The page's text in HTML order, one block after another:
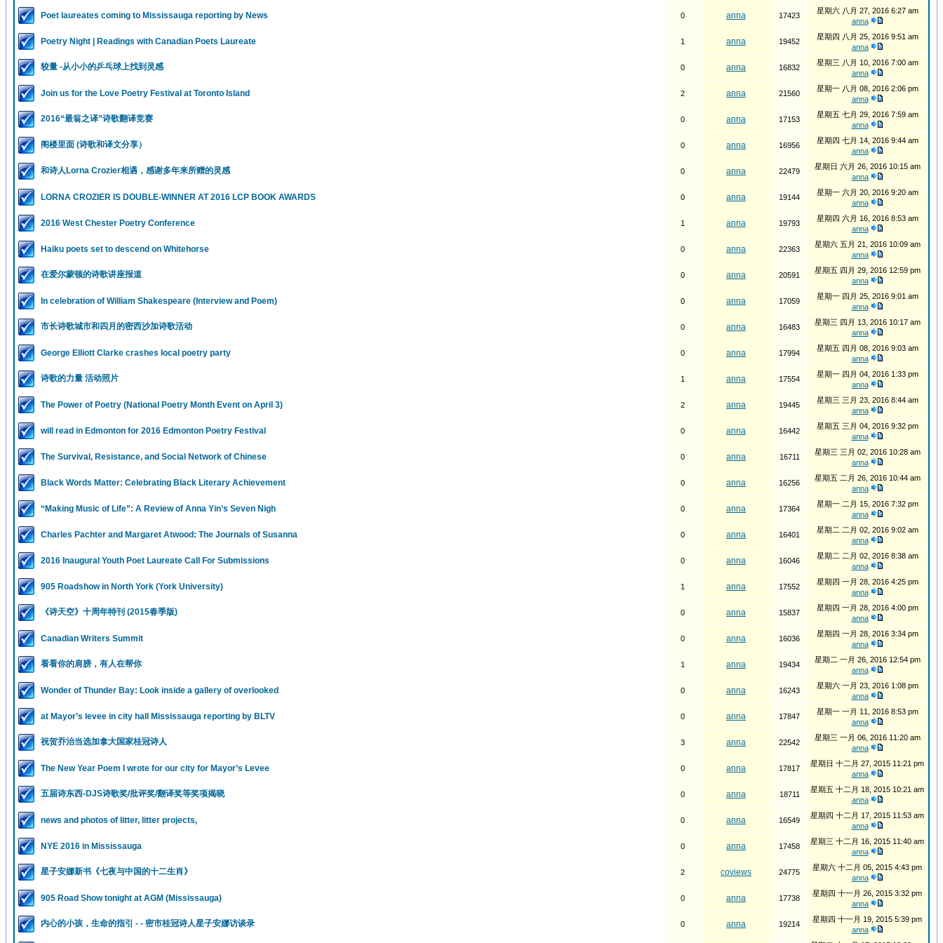
Poet laureates coming to Mississauga reporting by News 0 anna 17423
星期六 八月 27, 2016 6:27 am
anna
Poetry Night | Readings with Canadian Poets Laureate 1 anna 19452
星期四 八月 25, 2016 9:51 am
anna
较量 -从小小的乒乓球上找到灵感 0 anna 16832
星期三 八月 10, 2016 7:00 am
anna
Join us for the Love Poetry Festival at Toronto Island 2 anna 21560
星期一 八月 08, 2016 2:06 pm
anna
2016“最翁之译”诗歌翻译竞赛 0 anna 17153
星期五 七月 29, 2016 7:59 am
anna
阁楼里面 (诗歌和译文分享） 0 anna 16956
星期四 七月 14, 2016 9:44 am
anna
和诗人Lorna Crozier相遇，感谢多年来所赠的灵感 0 anna 22479
星期日 六月 26, 2016 10:15 am
anna
LORNA CROZIER IS DOUBLE-WINNER AT 2016 LCP BOOK AWARDS 0 anna 19144
星期一 六月 20, 2016 9:20 am
anna
2016 West Chester Poetry Conference 1 anna 19793
星期四 六月 16, 2016 8:53 am
anna
Haiku poets set to descend on Whitehorse 0 anna 22363
星期六 五月 21, 2016 10:09 am
anna
在爱尔蒙顿的诗歌讲座报道 0 anna 20591
星期五 四月 29, 2016 12:59 pm
anna
In celebration of William Shakespeare (Interview and Poem) 0 anna 17059
星期一 四月 25, 2016 9:01 am
anna
市长诗歌城市和四月的密西沙加诗歌活动 0 anna 16483
星期三 四月 13, 2016 10:17 am
anna
George Elliott Clarke crashes local poetry party 0 anna 17994
星期五 四月 08, 2016 9:03 am
anna
诗歌的力量 活动照片 1 anna 17554
星期一 四月 04, 2016 1:33 pm
anna
The Power of Poetry (National Poetry Month Event on April 3) 2 anna 19445
星期三 三月 23, 2016 8:44 am
anna
will read in Edmonton for 2016 Edmonton Poetry Festival 0 anna 16442
星期五 三月 04, 2016 9:32 pm
anna
The Survival, Resistance, and Social Network of Chinese 0 anna 16711
星期三 三月 02, 2016 10:28 am
anna
Black Words Matter: Celebrating Black Literary Achievement 0 anna 16256
星期五 二月 26, 2016 10:44 am
anna
“Making Music of Life”: A Review of Anna Yin’s Seven Nigh 0 anna 17364
星期一 二月 15, 2016 7:32 pm
anna
Charles Pachter and Margaret Atwood: The Journals of Susanna 0 anna 16401
星期二 二月 02, 2016 9:02 am
anna
2016 Inaugural Youth Poet Laureate Call For Submissions 0 anna 16046
星期二 二月 02, 2016 8:38 am
anna
905 Roadshow in North York (York University) 1 anna 17552
星期四 一月 28, 2016 4:25 pm
anna
《诗天空》十周年特刊 (2015春季版) 0 anna 15837
星期四 一月 28, 2016 4:00 pm
anna
Canadian Writers Summit 0 anna 16036
星期四 一月 28, 2016 3:34 pm
anna
看看你的肩膀，有人在帮你 1 anna 19434
星期二 一月 26, 2016 12:54 pm
anna
Wonder of Thunder Bay: Look inside a gallery of overlooked 0 anna 16243
星期六 一月 23, 2016 1:08 pm
anna
at Mayor’s levee in city hall Mississauga reporting by BLTV 0 anna 17847
星期一 一月 11, 2016 8:53 pm
anna
祝贺乔治当选加拿大国家桂冠诗人 3 anna 22542
星期三 一月 06, 2016 11:20 am
anna
The New Year Poem I wrote for our city for Mayor’s Levee 0 anna 17817
星期日 十二月 27, 2015 11:21 pm
anna
五届诗东西-DJS诗歌奖/批评奖/翻译奖等奖项揭晓 0 anna 18711
星期五 十二月 18, 2015 10:21 am
anna
news and photos of litter, litter projects, 0 anna 16549
星期四 十二月 17, 2015 11:53 am
anna
NYE 2016 in Mississauga 0 anna 17458
星期三 十二月 16, 2015 11:40 am
anna
星子安娜新书《七夜与中国的十二生肖》 2 coviews 24775
星期六 十二月 05, 2015 4:43 pm
anna
905 Road Show tonight at AGM (Mississauga) 0 anna 17738
星期四 十一月 26, 2015 3:32 pm
anna
内心的小孩，生命的指引 - - 密市桂冠诗人星子安娜访谈录 0 anna 19214
星期四 十一月 19, 2015 5:39 pm
anna